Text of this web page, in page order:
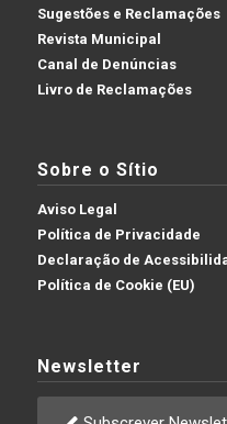
Sugestões e Reclamações
Revista Municipal
Canal de Denúncias
Livro de Reclamações
Sobre o Sítio
Aviso Legal
Política de Privacidade
Declaração de
Política de Cookie (EU)
Newsletter